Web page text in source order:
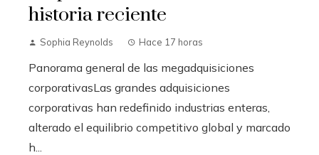
historia reciente
Sophia Reynolds Hace 17 horas
Panorama general de las megadquisiciones
corporativasLas grandes adquisiciones
corporativas han redefinido industrias enteras,
alterado el equilibrio competitivo global y marcado
h...